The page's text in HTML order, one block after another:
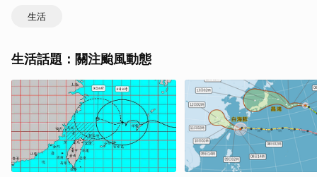
生活
生活話題：關注颱風動態